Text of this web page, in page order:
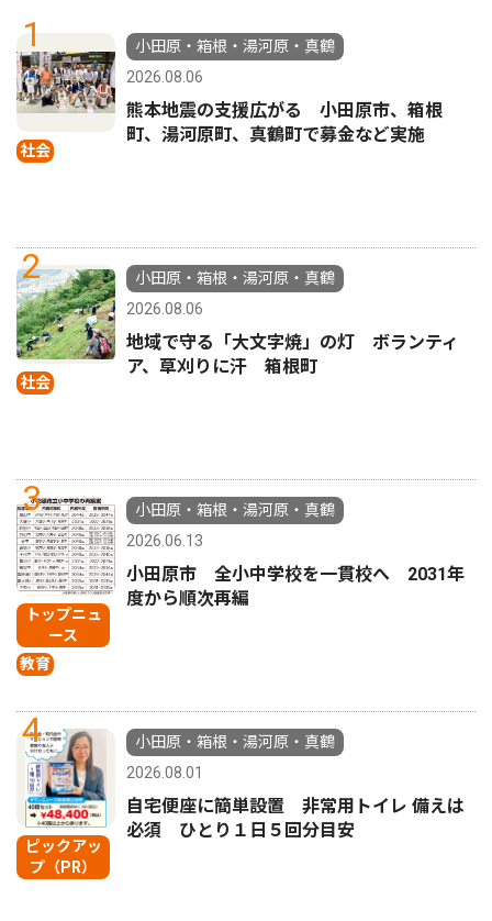
1
社会
小田原・箱根・湯河原・真鶴
2026.08.06
熊本地震の支援広がる 小田原市、箱根
町、湯河原町、真鶴町で募金など実施
2
社会
小田原・箱根・湯河原・真鶴
2026.08.06
地域で守る「大文字焼」の灯 ボランティ
ア、草刈りに汗 箱根町
3
トップニュ
ース
教育
小田原・箱根・湯河原・真鶴
2026.06.13
小田原市 全小中学校を一貫校へ 2031年
度から順次再編
4
ピックアッ
プ（PR）
小田原・箱根・湯河原・真鶴
2026.08.01
自宅便座に簡単設置 非常用トイレ 備えは
必須 ひとり１日５回分目安